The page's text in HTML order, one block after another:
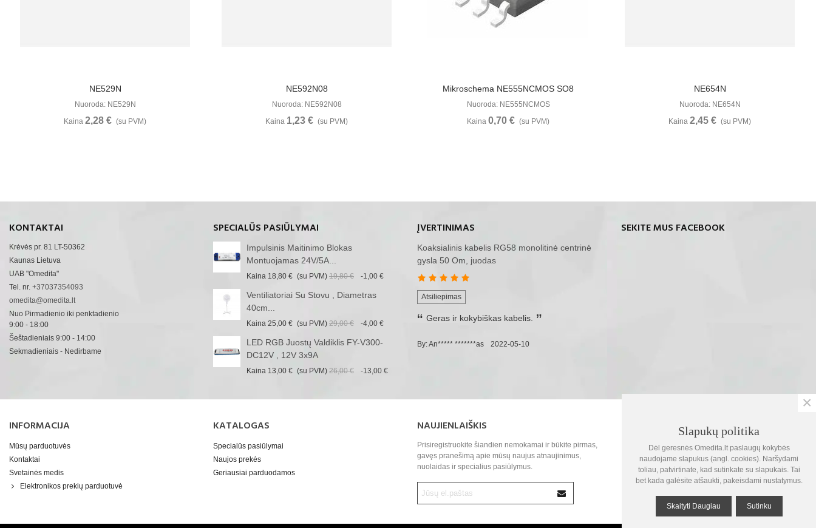
Žiūrėti Daugiau
NE529N
Nuoroda: NE529N
Kaina 2,28 € (su PVM)
Žiūrėti Daugiau
NE592N08
Nuoroda: NE592N08
Kaina 1,23 € (su PVM)
Žiūrėti Daugiau
Mikroschema NE555NCMOS SO8
Nuoroda: NE555NCMOS
Kaina 0,70 € (su PVM)
Žiūrėti Daugiau
NE654N
Nuoroda: NE654N
Kaina 2,45 € (su PVM)
KONTAKTAI
Krėvės pr. 81 LT-50362
Kaunas Lietuva
UAB "Omedita"
Tel. nr. +37037354093
omedita@omedita.lt
Nuo Pirmadienio iki penktadienio
9:00 - 18:00
Šeštadieniais 9:00 - 14:00
Sekmadieniais - Nedirbame
SPECIALŪS PASIŪLYMAI
Impulsinis Maitinimo Blokas
Montuojamas 24V/5A...
Kaina 18,80 € (su PVM) 19,80 € -1,00 €
Ventiliatoriai Su Stovu , Diametras
40cm...
Kaina 25,00 € (su PVM) 29,00 € -4,00 €
LED RGB Juostų Valdiklis FY-V300-
DC12V , 12V 3x9A
Kaina 13,00 € (su PVM) 26,00 € -13,00 €
ĮVERTINIMAS
Koaksialinis kabelis RG58 monolitinė centrinė
gysla 50 Om, juodas
Atsiliepimas
Geras ir kokybiškas kabelis.
By: An***** *******as 2022-05-10
SEKITE MUS FACEBOOK
INFORMACIJA
Mūsų parduotuvės
Kontaktai
Svetainės medis
Elektronikos prekių parduotuvė
KATALOGAS
Specialūs pasiūlymai
Naujos prekės
Geriausiai parduodamos
NAUJIENLAIŠKIS
Prisiregistruokite šiandien nemokamai ir būkite pirmas,
gavęs pranešimą apie mūsų naujus atnaujinimus,
nuolaidas ir specialius pasiūlymus.
Krepšelis
Slapukų politika
Dėl geresnės Omedita.lt paslaugų kokybės
naudojame slapukus (angl. cookies). Naršydami
toliau, patvirtinate, kad sutinkate su slapukais. Tai
bet kada galėsite atšaukti, pakeisdami nustatymus.
Skaityti Daugiau Sutinku
×